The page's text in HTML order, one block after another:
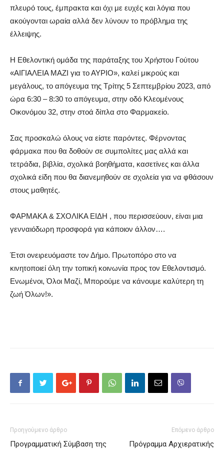
πλευρό τους, έμπρακτα και όχι με ευχές και λόγια που
ακούγονται ωραία αλλά δεν λύνουν το πρόβλημα της
έλλειψης.
Η Εθελοντική ομάδα της παράταξης του Χρήστου Γούτου
«ΑΙΓΙΑΛΕΙΑ ΜΑΖΙ για το ΑΥΡΙΟ», καλεί μικρούς και
μεγάλους, το απόγευμα της Τρίτης 5 Σεπτεμβρίου 2023, από
ώρα 6:30 – 8:30 το απόγευμα, στην οδό Κλεομένους
Οικονόμου 32, στην στοά δίπλα στο Φαρμακείο.
Σας προσκαλώ όλους να είστε παρόντες. Φέρνοντας
φάρμακα που θα δοθούν σε συμπολίτες μας αλλά και
τετράδια, βιβλία, σχολικά βοηθήματα, κασετίνες και άλλα
σχολικά είδη που θα διανεμηθούν σε σχολεία για να φθάσουν
στους μαθητές.
ΦΑΡΜΑΚΑ & ΣΧΟΛΙΚΑ ΕΙΔΗ , που περισσεύουν, είναι μια
γενναιόδωρη προσφορά για κάποιον άλλον….
Έτσι ονειρευόμαστε τον Δήμο. Πρωτοπόρο στο να
κινητοποιεί όλη την τοπική κοινωνία προς τον Εθελοντισμό.
Ενωμένοι, Όλοι Μαζί, Μπορούμε να κάνουμε καλύτερη τη
ζωή Όλων!».
Προηγούμενο άρθρο
Προγραμματική Σύμβαση της
Επόμενο άρθρο
Πρόγραμμα Αρχιερατικής